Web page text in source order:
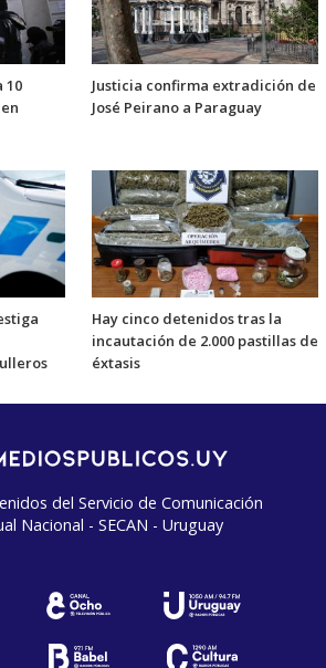
10
Justicia confirma extradición de
José Peirano a Paraguay
Hay cinco detenidos tras la
incautación de 2.000 pastillas de
éxtasis
del Servicio de Comunicación
Nacional - SECAN - Uruguay